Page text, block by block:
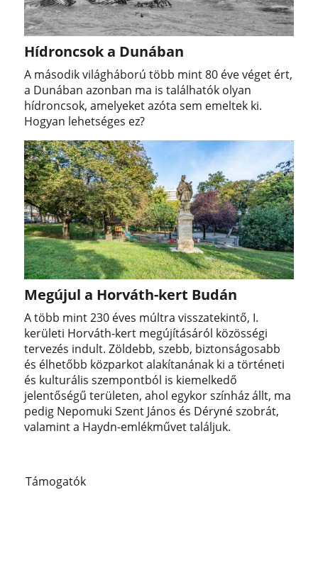
Hídroncsok a Dunában
A második világháború több mint 80 éve véget ért,
a Dunában azonban ma is találhatók olyan
hídroncsok, amelyeket azóta sem emeltek ki.
Hogyan lehetséges ez?
Megújul a Horváth-kert Budán
A több mint 230 éves múltra visszatekintő, I.
kerületi Horváth-kert megújításáról közösségi
tervezés indult. Zöldebb, szebb, biztonságosabb
és élhetőbb közparkot alakítanának ki a történeti
és kulturális szempontból is kiemelkedő
jelentőségű területen, ahol egykor színház állt, ma
pedig Nepomuki Szent János és Déryné szobrát,
valamint a Haydn-emlékművet találjuk.
Támogatók